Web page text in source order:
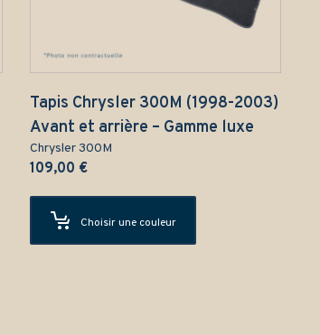
Tapis Chrysler 300M (1998-2003)
Avant et arrière – Gamme luxe
Chrysler 300M
109,00 €
Choisir une couleur